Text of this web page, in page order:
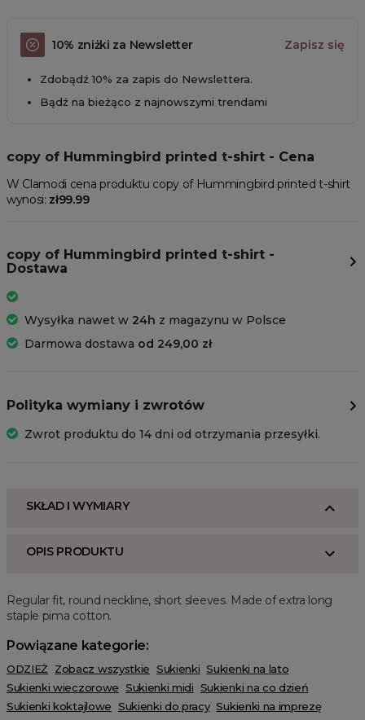
10% zniżki za Newsletter Zapisz się
Zdobądź 10% za zapis do Newslettera.
Bądź na bieżąco z najnowszymi trendami
copy of Hummingbird printed t-shirt - Cena
W Clamodi cena produktu copy of Hummingbird printed t-shirt
wynosi: zł99.99
copy of Hummingbird printed t-shirt -
Dostawa
Wysyłka nawet w 24h z magazynu w Polsce
Darmowa dostawa od 249,00 zł
Polityka wymiany i zwrotów
Zwrot produktu do 14 dni od otrzymania przesyłki.
SKŁAD I WYMIARY
OPIS PRODUKTU
Regular fit, round neckline, short sleeves. Made of extra long
staple pima cotton.
Powiązane kategorie:
ODZIEŻ Zobacz wszystkie Sukienki Sukienki na lato
Sukienki wieczorowe Sukienki midi Sukienki na co dzień
Sukienki koktajlowe Sukienki do pracy Sukienki na imprezę